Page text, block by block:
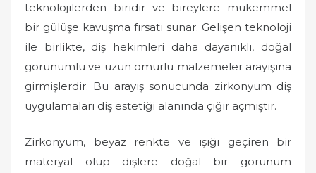
teknolojilerden biridir ve bireylere mükemmel
bir gülüşe kavuşma fırsatı sunar. Gelişen teknoloji
ile birlikte, diş hekimleri daha dayanıklı, doğal
görünümlü ve uzun ömürlü malzemeler arayışına
girmişlerdir. Bu arayış sonucunda zirkonyum diş
uygulamaları diş estetiği alanında çığır açmıştır.
Zirkonyum, beyaz renkte ve ışığı geçiren bir
materyal olup dişlere doğal bir görünüm